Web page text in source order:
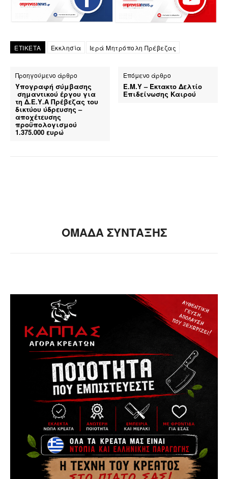
ΕΤΙΚΕΤΑ Εκκλησία Ιερά Μητρόπολη Πρέβεζας
Προηγούμενο άρθρο
Υπογραφή σύμβασης
σημαντικού έργου για
τη Δ.Ε.Υ.Α Πρέβεζας του
δικτύου ύδρευσης –
αποχέτευσης
προϋπολογισμού
1.375.000 ευρώ
Επόμενο άρθρο
Ε.Μ.Υ – Έκτακτο Δελτίο
Επιδείνωσης Καιρού
ΟΜΑΔΑ ΣΥΝΤΑΞΗΣ